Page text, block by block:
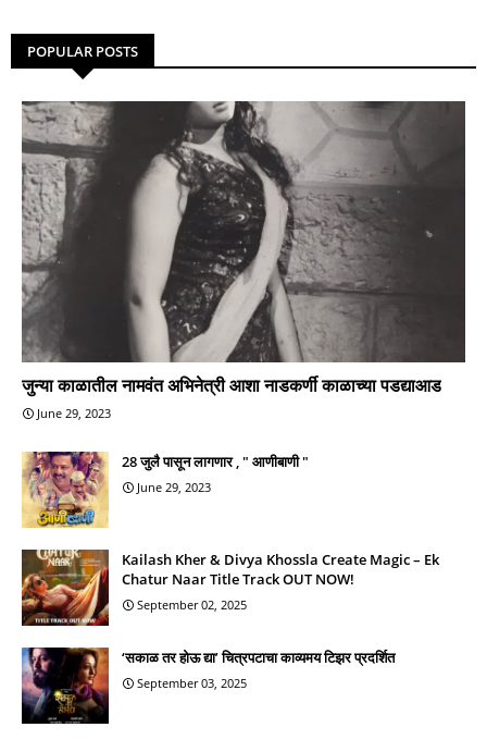
POPULAR POSTS
जुन्या काळातील नामवंत अभिनेत्री आशा नाडकर्णी काळाच्या पडद्याआड
June 29, 2023
28 जुलै पासून लागणार , " आणीबाणी "
June 29, 2023
Kailash Kher & Divya Khossla Create Magic – Ek
Chatur Naar Title Track OUT NOW!
September 02, 2025
‘सकाळ तर होऊ द्या’ चित्रपटाचा काव्यमय टिझर प्रदर्शित
September 03, 2025